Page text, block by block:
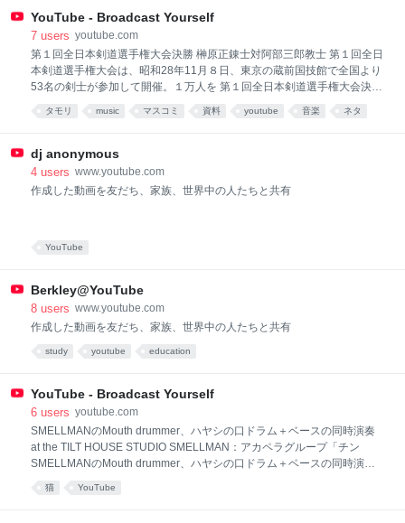
専門家、非専門家の区別を廃し、選手の資格は年齢、段位、称号などに
一切の制限を設けず、 各府県の予選を経て代表者を出し、剣道日本一を
決するという画期的な構想によるものだった。 優勝の榊原正は大正９年
愛知県蒲郡市生まれの33歳、名古屋矯正管区法務教官（剣道師範）、の
ちに剣道範士八段。戦前は名門東邦 商業で活躍した剣士。準優勝の阿部
YouTube - Broadcast Yourself
7 users youtube.com
第１回全日本剣道選手権大会決勝 榊原正錬士対阿部三郎教士 第１回全日
本剣道選手権大会は、昭和28年11月８日、東京の蔵前国技館で全国より
53名の剣士が参加して開催。１万人を 第１回全日本剣道選手権大会決勝
榊原正錬士対阿部三郎教士 第１回全日本剣道選手権大会は、昭和28年
11月８日、東京の蔵前国技館で全国より53名の剣士が参加して開催。１
専門家、非専門家の区別を廃し、選手の資格は年齢、段位、称号などに
一切の制限を設けず、 各府県の予選を経て代表者を出し、剣道日本一を
決するという画期的な構想によるものだった。 優勝の榊原正は大正９年
タモリ music マスコミ 資料 youtube 音楽 ネタ
dj anonymous
4 users www.youtube.com
作成した動画を友だち、家族、世界中の人たちと共有
YouTube
Berkley@YouTube
8 users www.youtube.com
作成した動画を友だち、家族、世界中の人たちと共有
study youtube education
YouTube - Broadcast Yourself
6 users youtube.com
SMELLMANのMouth drummer、ハヤシの口ドラム＋ベースの同時演奏
at the TILT HOUSE STUDIO SMELLMAN：アカペラグループ「チン
SMELLMANのMouth drummer、ハヤシの口ドラム＋ベースの同時演奏
ラ」解散後、元メンバーが中心となり結 成 オリジナルなサウンド追求の
猫 YouTube